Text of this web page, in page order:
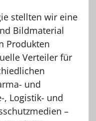
stellten wir eine
Bildmaterial
Produkten
Verteiler für
und
, Logistik- und
–